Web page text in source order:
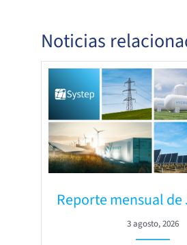
Noticias
Reporte mensual
3 agosto, 2026